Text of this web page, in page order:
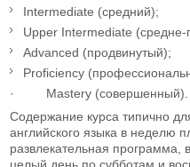
Intermediate (средний);
Upper Intermediate (средне-
Advanced (продвинутый);
Proficiency
· Mastery (совершенный).
Содержание курса типично
английского языка в неделю
развлекательная программа,
целый день по субботам и